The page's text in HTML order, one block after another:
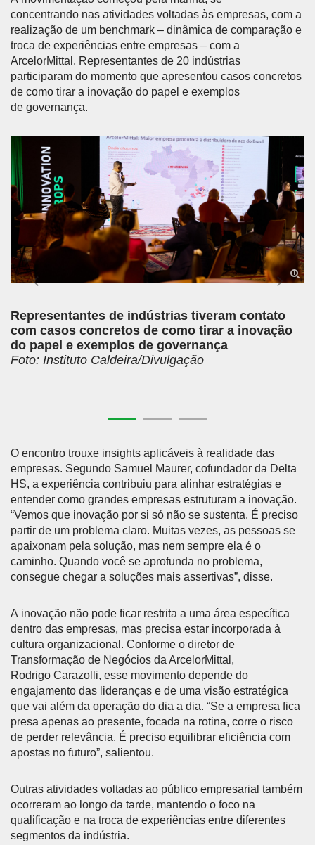
concentrando nas atividades voltadas às empresas, com a
realização de um benchmark – dinâmica de comparação e
troca de experiências entre empresas – com a
ArcelorMittal. Representantes de 20 indústrias
participaram do momento que apresentou casos concretos
de como tirar a inovação do papel e exemplos
de governança.
Representantes de indústrias tiveram contato
com casos concretos de como tirar a inovação
do papel e exemplos de governança
Foto: Instituto Caldeira/Divulgação
Anterior
O encontro trouxe insights aplicáveis à realidade das
empresas. Segundo Samuel Maurer, cofundador da Delta
HS, a experiência contribuiu para alinhar estratégias e
entender como grandes empresas estruturam a inovação.
“Vemos que inovação por si só não se sustenta. É preciso
partir de um problema claro. Muitas vezes, as pessoas se
apaixonam pela solução, mas nem sempre ela é o
caminho. Quando você se aprofunda no problema,
consegue chegar a soluções mais assertivas”, disse.
A inovação não pode ficar restrita a uma área específica
dentro das empresas, mas precisa estar incorporada à
cultura organizacional. Conforme o diretor de
Transformação de Negócios da ArcelorMittal,
Rodrigo Carazolli, esse movimento depende do
engajamento das lideranças e de uma visão estratégica
que vai além da operação do dia a dia. “Se a empresa fica
presa apenas ao presente, focada na rotina, corre o risco
de perder relevância. É preciso equilibrar eficiência com
apostas no futuro”, salientou.
Outras atividades voltadas ao público empresarial também
ocorreram ao longo da tarde, mantendo o foco na
qualificação e na troca de experiências entre diferentes
segmentos da indústria.